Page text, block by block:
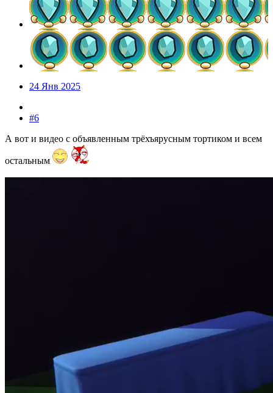
24 Янв 2025
#6
А вот и видео с объявленным трёхъярусным тортиком и всем
остальным